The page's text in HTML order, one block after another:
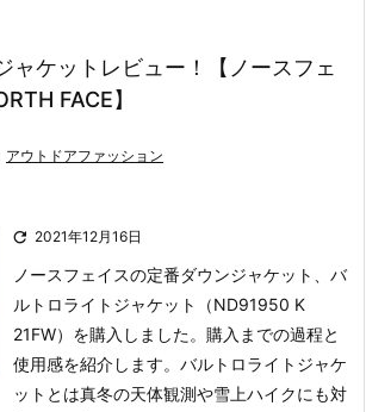
ャケットレビュー！【ノースフェ
FACE】
アウトドアファッション
 2021年12月16日
ノースフェイスの定番ダウンジャケット、バ
ルトロライトジャケット（ND91950 K
21FW）を購入しました。購入までの過程と
使用感を紹介します。 バルトロライトジャケ
ットとは真冬の天体観測や雪上ハイクにも対